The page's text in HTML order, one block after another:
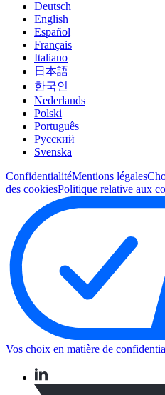
Deutsch
English
Español
Français
Italiano
日本語
한국인
Nederlands
Polski
Português
Pусский
Svenska
ConfidentialitéMentions légales
des cookiesPolitique relative aux
Vos choix en matière de